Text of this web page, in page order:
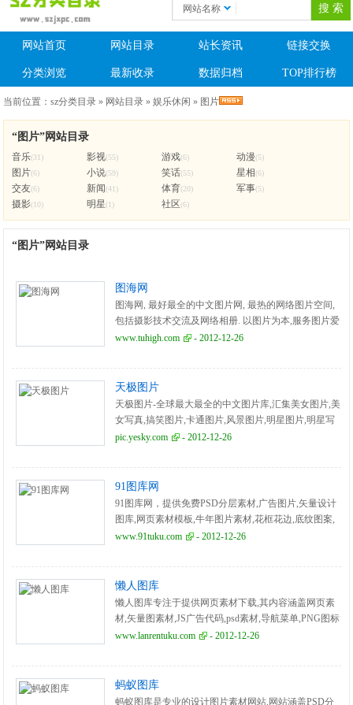
网站名称
网站首页 网站目录 站长资讯 链接交换
分类浏览 最新收录 数据归档 TOP排行榜
当前位置：sz分类目录 » 网站目录 »娱乐休闲 » 图片
“图片”网站目录
音乐(31) 影视(55) 游戏(6) 动漫(5)
图片(6) 小说(59) 笑话(55) 星相(6)
交友(6) 新闻(41) 体育(20) 军事(5)
摄影(10) 明星(1) 社区(6)
“图片”网站目录
图海网
图海网, 最好最全的中文图片网, 最热的网络图片空间,
包括摄影技术交流及网络相册. 以图片为本,服务图片爱
好者,推动图片的传播和分享.
www.tuhigh.com - 2012-12-26
天极图片
天极图片-全球最大最全的中文图片库,汇集美女图片,美
女写真,搞笑图片,卡通图片,风景图片,明星图片,明星写
真,桌面图片,时尚家居,时尚服饰综合性的图片站点,每
pic.yesky.com - 2012-12-26
91图库网
91图库网，提供免费PSD分层素材,广告图片,矢量设计
图库,网页素材模板,牛年图片素材,花框花边,底纹图案,
图片,婚纱影楼模板,画册设计,VI资源图库,包装设计,UI
图片,海报设计,展版素材,创意商品,设计书籍。
www.91tuku.com - 2012-12-26
懒人图库
懒人图库专注于提供网页素材下载,其内容涵盖网页素
材,矢量图素材,JS广告代码,psd素材,导航菜单,PNG图标
等,让任何一个网页设计师都能轻松找到自己想要的素
www.lanrentuku.com - 2012-12-26
蚂蚁图库
蚂蚁图库是专业的设计图片素材网站,网站涵盖PSD分